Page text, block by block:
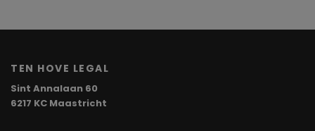
TEN HOVE LEGAL
Sint Annalaan 60
6217 KC Maastricht